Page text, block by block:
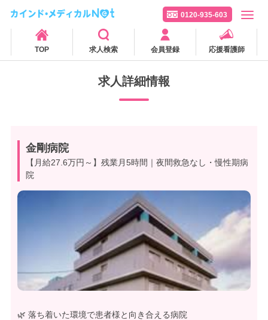
0120-935-603
TOP 求人検索 会員登録 応援看護師
求人詳細情報
金剛病院
【月給27.6万円～】残業月5時間｜夜間救急なし・慢性期病
院
🌿 落ち着いた環境で患者様と向き合える病院